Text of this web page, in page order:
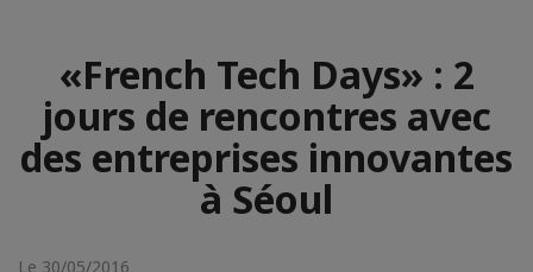
«French Tech Days» : 2
jours de rencontres avec
des entreprises innovantes
à Séoul
Le 30/05/2016